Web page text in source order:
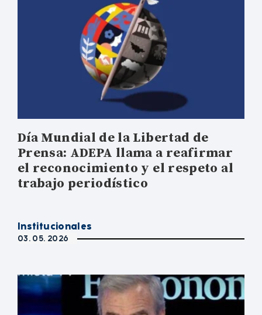
Día Mundial de la Libertad de
Prensa: ADEPA llama a reafirmar
el reconocimiento y el respeto al
trabajo periodístico
Institucionales
03. 05. 2026